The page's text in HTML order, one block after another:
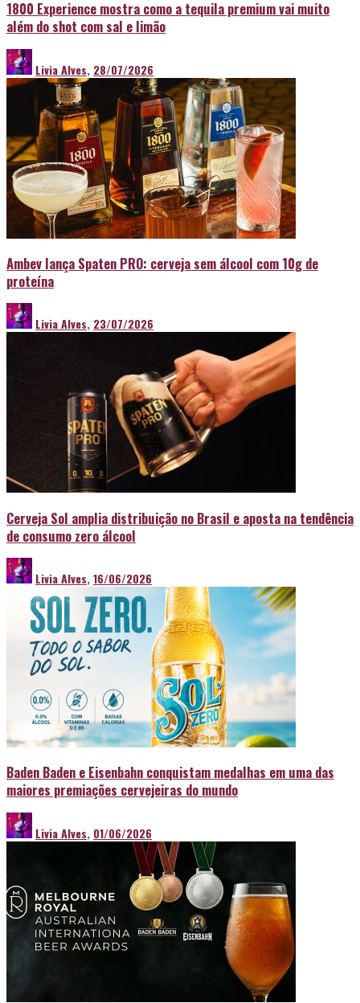
1800 Experience mostra como a tequila premium vai muito
além do shot com sal e limão
Livia Alves, 28/07/2026
Ambev lança Spaten PRO: cerveja sem álcool com 10g de
proteína
Livia Alves, 23/07/2026
Cerveja Sol amplia distribuição no Brasil e aposta na tendência
de consumo zero álcool
Livia Alves,16/06/2026
Baden Baden e Eisenbahn conquistam medalhas em uma das
maiores premiações cervejeiras do mundo
Livia Alves, 01/06/2026